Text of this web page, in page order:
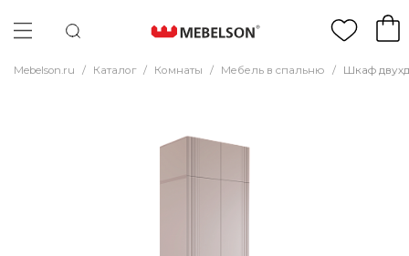
Mebelson.ru / Каталог / Комнаты / Мебель в спальню / Шкаф